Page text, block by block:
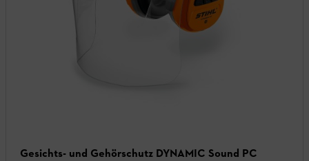
Gesichts- und Gehörschutz DYNAMIC Sound PC